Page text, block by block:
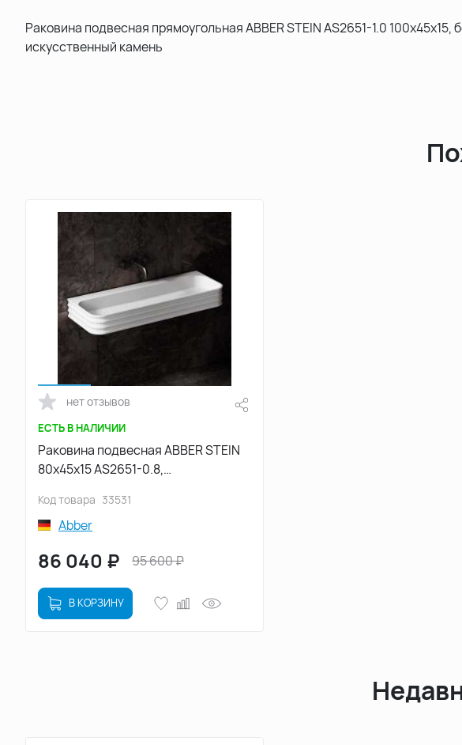
Раковина подвесная прямоугольная ABBER STEIN AS2651-1.0
искусственный камень
нет отзывов
ЕСТЬ В НАЛИЧИИ
Раковина подвесная ABBER STEIN
80х45х15 AS2651-0.8,
Код товара 33531
Abber
86 040 ₽ 95 600₽
В КОРЗИНУ